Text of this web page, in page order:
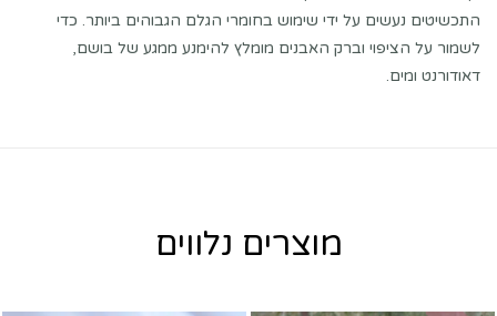
התכשיטים נעשים על ידי שימוש בחומרי הגלם הגבוהים ביותר. כדי
לשמור על הציפוי וברק האבנים מומלץ להימנע ממגע של בושם,
דאודורנט ומים.
מוצרים נלווים